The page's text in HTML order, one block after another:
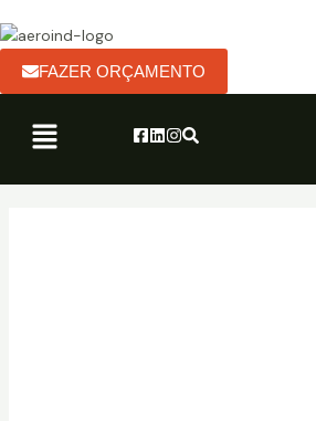
para
conteúdo
FAZER ORÇAMENTO
Menu